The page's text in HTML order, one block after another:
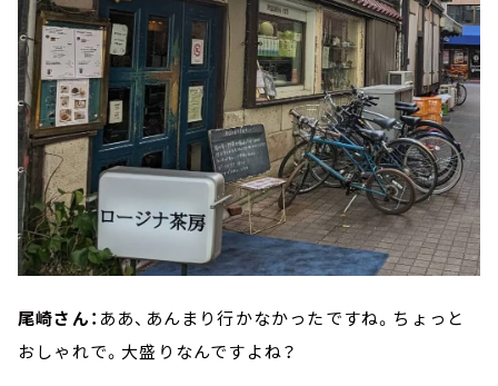
尾崎さん： ああ、あんまり行かなかったですね。ちょっと
おしゃれで。大盛りなんですよね？